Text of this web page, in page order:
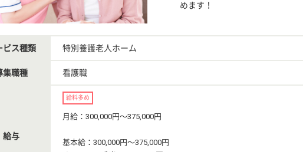
めます！
ビス種類 特別養護老人ホーム
集職種 看護職
給与
給料多め
月給：300,000円〜375,000円
基本給：300,000円〜375,000円